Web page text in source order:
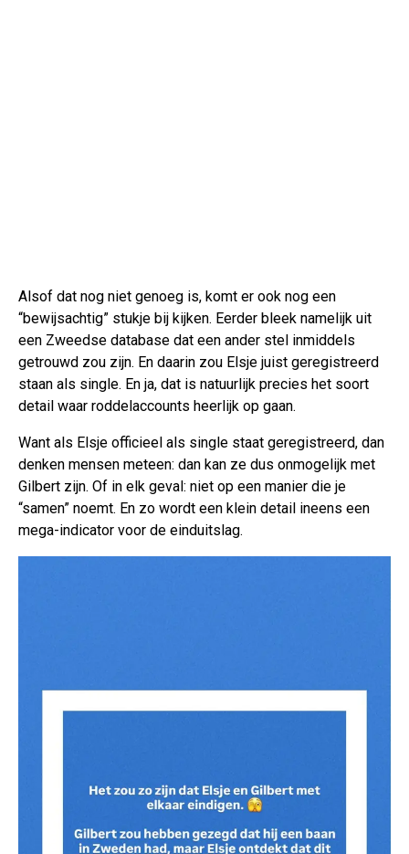
Alsof dat nog niet genoeg is, komt er ook nog een
“bewijsachtig” stukje bij kijken. Eerder bleek namelijk uit
een Zweedse database dat een ander stel inmiddels
getrouwd zou zijn. En daarin zou Elsje juist geregistreerd
staan als single. En ja, dat is natuurlijk precies het soort
detail waar roddelaccounts heerlijk op gaan.
Want als Elsje officieel als single staat geregistreerd, dan
denken mensen meteen: dan kan ze dus onmogelijk met
Gilbert zijn. Of in elk geval: niet op een manier die je
“samen” noemt. En zo wordt een klein detail ineens een
mega-indicator voor de einduitslag.